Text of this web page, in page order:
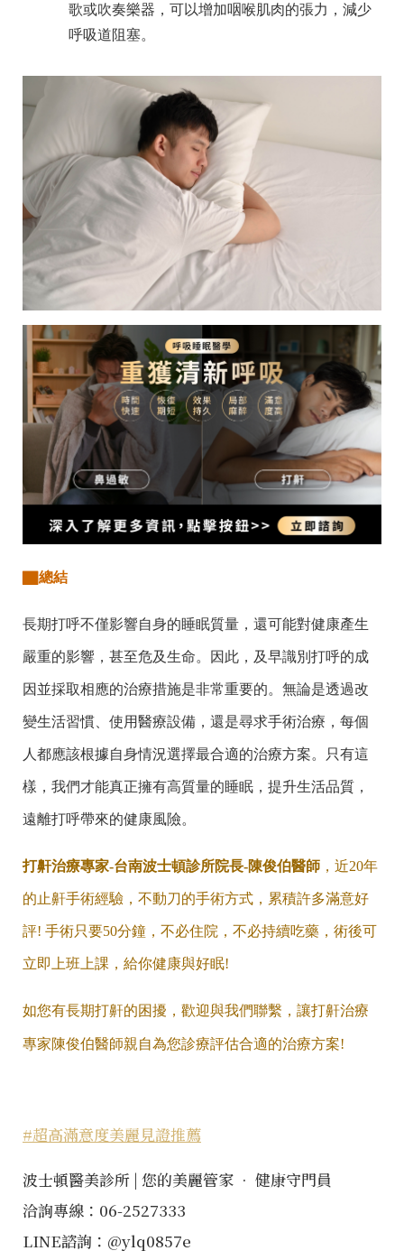
歌或吹奏樂器，可以增加咽喉肌肉的張力，減少
呼吸道阻塞。
▇總結
長期打呼不僅影響自身的睡眠質量，還可能對健康產生
嚴重的影響，甚至危及生命。因此，及早識別打呼的成
因並採取相應的治療措施是非常重要的。無論是透過改
變生活習慣、使用醫療設備，還是尋求手術治療，每個
人都應該根據自身情況選擇最合適的治療方案。只有這
樣，我們才能真正擁有高質量的睡眠，提升生活品質，
遠離打呼帶來的健康風險。
打鼾治療專家-台南波士頓診所院長-陳俊伯醫師 ，近20年
的止鼾手術經驗，不動刀的手術方式，累積許多滿意好
評! 手術只要50分鐘 ，不必住院，不必持續吃藥，術後可
立即上班上課，給你健康與好眠!
如您有長期打鼾的困擾，歡迎與我們聯繫，讓打鼾治療
專家陳俊伯醫師親自為您診療評估合適的治療方案!
#超高滿意度美麗見證推薦
波士頓醫美診所 | 您的美麗管家 • 健康守門員
洽詢專線：06-2527333
LINE諮詢：@ylq0857e